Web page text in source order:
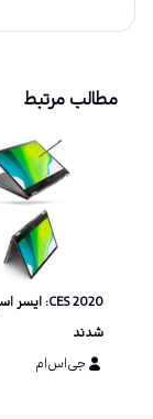
مطالب مرتبط
شدند
جی‌اس‌ام